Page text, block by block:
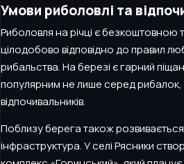
Умови риболовлі та
Риболовля на річці є безкоштовною
цілодобово відповідно до правил
рибальства. На березі є гарний
популярним не лише серед
відпочивальників.
Поблизу берега також
інфраструктура. У селі Рясники